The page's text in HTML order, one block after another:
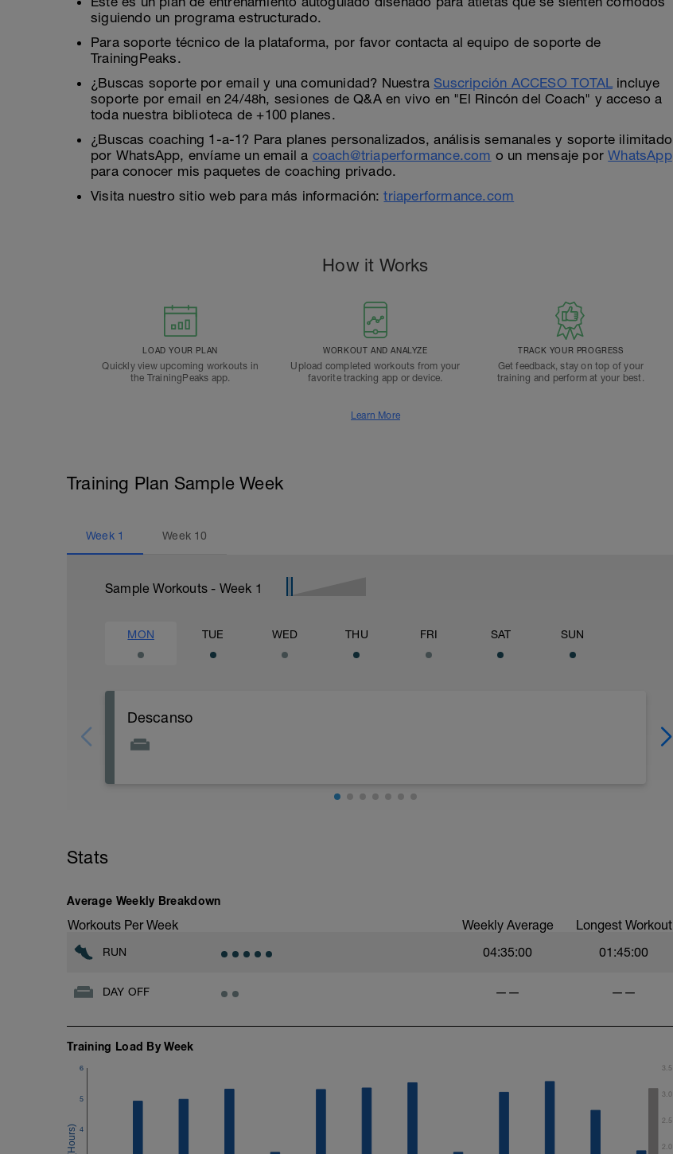
siguiendo un programa estructurado.
Para soporte técnico de la plataforma, por favor contacta al equipo de soporte de
TrainingPeaks.
¿Buscas soporte por email y una comunidad? NuestraSuscripción ACCESO TOTALincluye
soporte por email en 24/48h, sesiones de Q&A en vivo en "El Rincón del Coach" y acceso a
toda nuestra biblioteca de +100 planes.
¿Buscas coaching 1-a-1? Para planes personalizados, análisis semanales y soporte ilimitado
por WhatsApp, envíame un email a coach@triaperformance.com o un mensaje porWhatsApp
para conocer mis paquetes de coaching privado.
Visita nuestro sitio web para más información:triaperformance.com
How it Works
LOAD YOUR PLAN
Quickly view upcoming workouts in
the TrainingPeaks app.
WORKOUT AND ANALYZE
Upload completed workouts from your
favorite tracking app or device.
TRACK YOUR PROGRESS
Get feedback, stay on top of your
training and perform at your best.
Learn More
Training Plan Sample Week
Week 1 Week 10
Sample Workouts - Week 1
MON TUE WED THU FRI SAT SUN
Descanso
Stats
Average Weekly Breakdown
Workouts Per Week Weekly Average Longest Workout
RUN 04:35:00 01:45:00
DAY OFF —— ——
Training Load By Week
4
5
6
2.0
2.5
3.0
3.5